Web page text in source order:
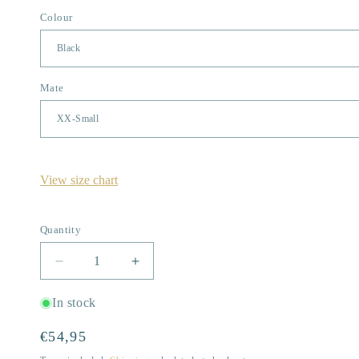
Colour
Mate
View size chart
Quantity
Quantity
Decrease
quantity
for
Away
Increase
quantity
In stock
Regular
€54,95